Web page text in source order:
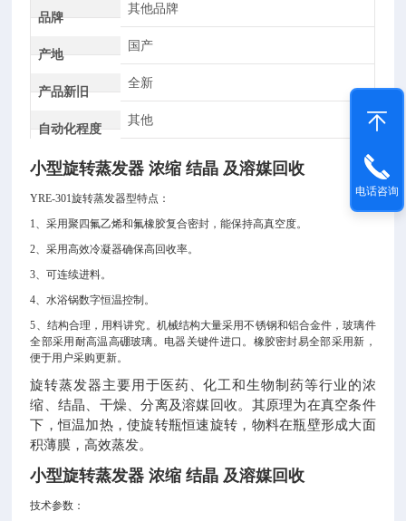
品牌
其他品牌
产地
国产
产品新旧
全新
自动化程度
其他
小型旋转蒸发器 浓缩 结晶 及溶媒回收
YRE-301旋转蒸发器型特点：
1、采用聚四氟乙烯和氟橡胶复合密封，能保持高真空度。
2、采用高效冷凝器确保高回收率。
3、可连续进料。
4、水浴锅数字恒温控制。
5、结构合理，用料讲究。机械结构大量采用不锈钢和铝合金件，玻璃件
全部采用耐高温高硼玻璃。电器关键件进口。橡胶密封易全部采用新，
便于用户采购更新。
旋转蒸发器主要用于医药、化工和生物制药等行业的浓
缩、结晶、干燥、分离及溶媒回收。其原理为在真空条件
下，恒温加热，使旋转瓶恒速旋转，物料在瓶壁形成大面
积薄膜，高效蒸发。
小型旋转蒸发器 浓缩 结晶 及溶媒回收
技术参数：
电话咨询